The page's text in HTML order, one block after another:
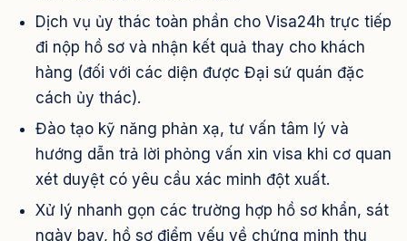
Dịch vụ ủy thác toàn phần cho Visa24h trực tiếp
đi nộp hồ sơ và nhận kết quả thay cho khách
hàng (đối với các diện được Đại sứ quán đặc
cách ủy thác).
Đào tạo kỹ năng phản xạ, tư vấn tâm lý và
hướng dẫn trả lời phỏng vấn xin visa khi cơ quan
xét duyệt có yêu cầu xác minh đột xuất.
Xử lý nhanh gọn các trường hợp hồ sơ khẩn, sát
ngày bay, hồ sơ điểm yếu về chứng minh thu